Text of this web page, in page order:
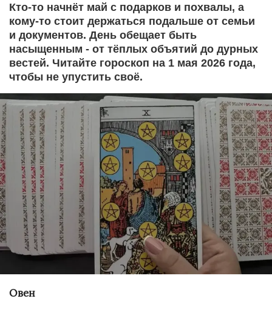
Кто-то начнёт май с подарков и похвалы, а
кому-то стоит держаться подальше от семьи
и документов. День обещает быть
насыщенным - от тёплых объятий до дурных
вестей. Читайте гороскоп на 1 мая 2026 года,
чтобы не упустить своё.
Овен